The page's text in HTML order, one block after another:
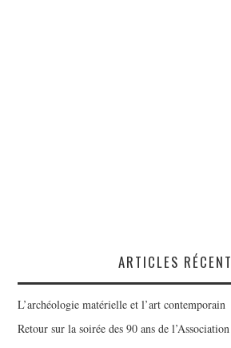
ARTICLES
L’archéologie matérielle et l’art contemporain
Retour sur la soirée des 90 ans de